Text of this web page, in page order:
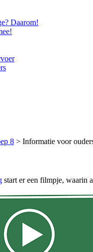
Daarom!
8 > Informatie voor
start er een filmpje, waarin